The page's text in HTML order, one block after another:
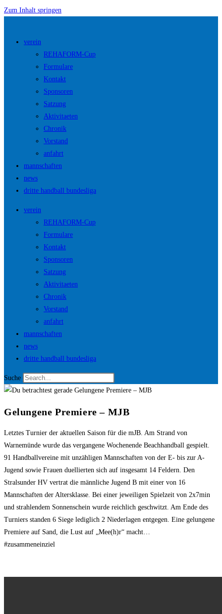
Zum Inhalt springen
verein
REHAFORM-Cup
Formulare
Kontakt
Sponsoren
Satzung
Aktivitaeten
Chronik
Vorstand
anfahrt
mannschaften
news
dritte handball bundesliga
verein
REHAFORM-Cup
Formulare
Kontakt
Sponsoren
Satzung
Aktivitaeten
Chronik
Vorstand
anfahrt
mannschaften
news
dritte handball bundesliga
Suche
Gelungene Premiere – MJB
Letztes Turnier der aktuellen Saison für die mJB. Am Strand von
Warnemünde wurde das vergangene Wochenende Beachhandball gespielt.
91 Handballvereine mit unzähligen Mannschaften von der E- bis zur A-
Jugend sowie Frauen duellierten sich auf insgesamt 14 Feldern. Den
Stralsunder HV vertrat die männliche Jugend B mit einer von 16
Mannschaften der Altersklasse. Bei einer jeweiligen Spielzeit von 2x7min
und strahlendem Sonnenschein wurde reichlich geschwitzt. Am Ende des
Turniers standen 6 Siege lediglich 2 Niederlagen entgegen. Eine gelungene
Premiere auf Sand, die Lust auf „Mee(h)r“ macht…
#zusammeneinziel